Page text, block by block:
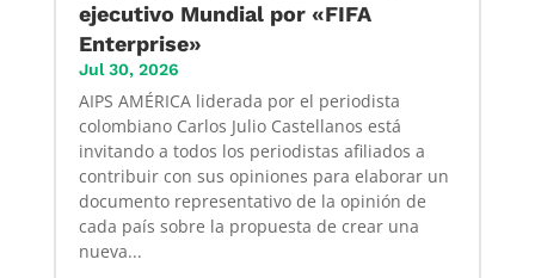
ejecutivo Mundial por «FIFA
Enterprise»
Jul 30, 2026
AIPS AMÉRICA liderada por el periodista
colombiano Carlos Julio Castellanos está
invitando a todos los periodistas afiliados a
contribuir con sus opiniones para elaborar un
documento representativo de la opinión de
cada país sobre la propuesta de crear una
nueva...